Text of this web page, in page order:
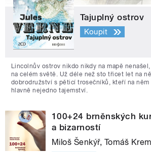
Tajuplný ostrov
Koupit
Lincolnův ostrov nikdo nikdy na mapě
na celém světě. Už déle než sto třicet let na
dobrodružství s pěticí trosečníků, kteří na
hlavně nejedno tajemství.
100+24 brněnských
a bizarností
Miloš Šenkýř, Tomáš